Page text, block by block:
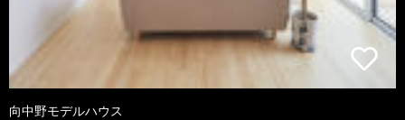
向中野モデルハウス